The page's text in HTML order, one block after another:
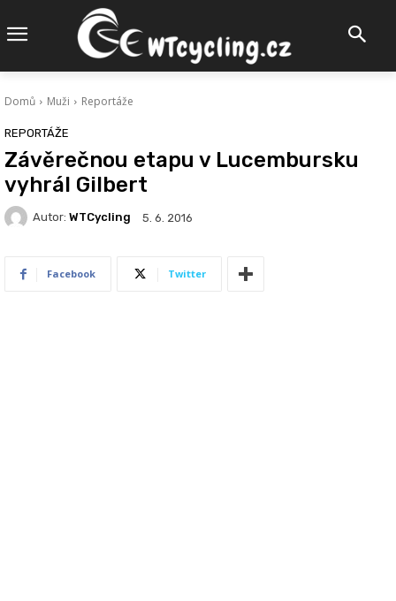
Domů Muži Reportáže
REPORTÁŽE
Závěrečnou etapu v Lucembursku
vyhrál Gilbert
Autor: WTCycling 5. 6. 2016
Facebook Twitter